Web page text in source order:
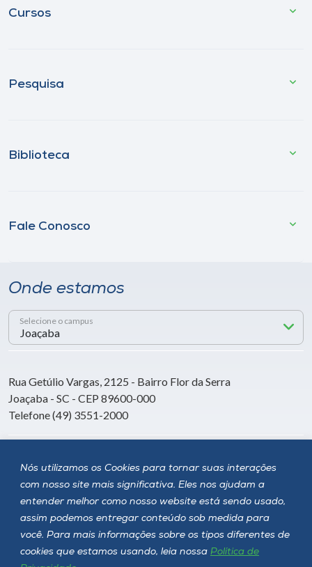
Nós utilizamos os Cookies para tornar suas interações
com nosso site mais significativa. Eles nos ajudam a
entender melhor como nosso website está sendo usado,
assim podemos entregar conteúdo sob medida para
você. Para mais informações sobre os tipos diferentes de
cookies que estamos usando, leia nossa Política de
Cursos
Pesquisa
Biblioteca
Fale Conosco
Onde estamos
Selecione o campus
Rua Getúlio Vargas, 2125 - Bairro Flor da Serra
Joaçaba - SC - CEP 89600-000
Telefone (49) 3551-2000
Siga a Unoesc